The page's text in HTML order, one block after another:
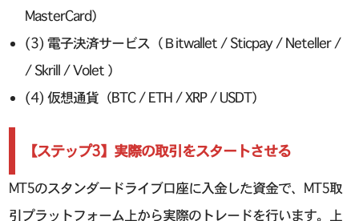
MasterCard）
(3) 電子決済サービス（Βitwallet / Sticpay / Neteller /
/ Skrill / Volet ）
(4) 仮想通貨（BTC / ETH / XRP / USDT）
【ステップ3】実際の取引をスタートさせる
MT5のスタンダードライブ口座に入金した資金で、MT5取
引プラットフォーム上から実際のトレードを行います。上